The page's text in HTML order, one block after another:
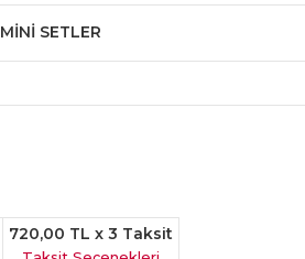
MINI SETLER
720,00 TL x 3 Taksit